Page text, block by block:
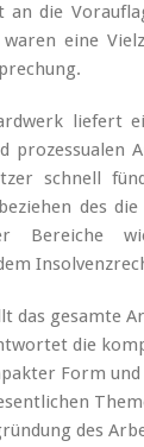
an die
eine
liefert
schnell
des
Bereiche
das gesamte
die
Form und
des